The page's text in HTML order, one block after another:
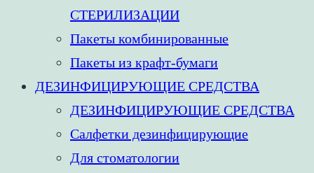
СТЕРИЛИЗАЦИИ
Пакеты комбинированные
Пакеты из крафт-бумаги
ДЕЗИНФИЦИРУЮЩИЕ СРЕДСТВА
ДЕЗИНФИЦИРУЮЩИЕ СРЕДСТВА
Салфетки дезинфицирующие
Для стоматологии